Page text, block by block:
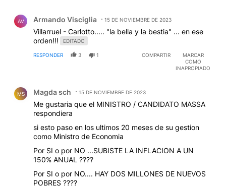
AV Armando Visciglia 15 DE NOVIEMBRE DE 2023
Villarruel - Carlotto..... "la bella y la bestia" ... en ese
orden!!!
EDITADO
RESPONDER 3 1 COMPARTIR
MARCAR
COMO
INAPROPIADO
MS Magda sch 15 DE NOVIEMBRE DE 2023
Me gustaria que el MINISTRO / CANDIDATO MASSA
respondiera
si esto paso en los ultimos 20 meses de su gestion
como Ministro de Economia
Por SI o por NO ...SUBISTE LA INFLACION A UN
150% ANUAL ????
Por SI o por NO.... HAY DOS MILLONES DE NUEVOS
POBRES ????